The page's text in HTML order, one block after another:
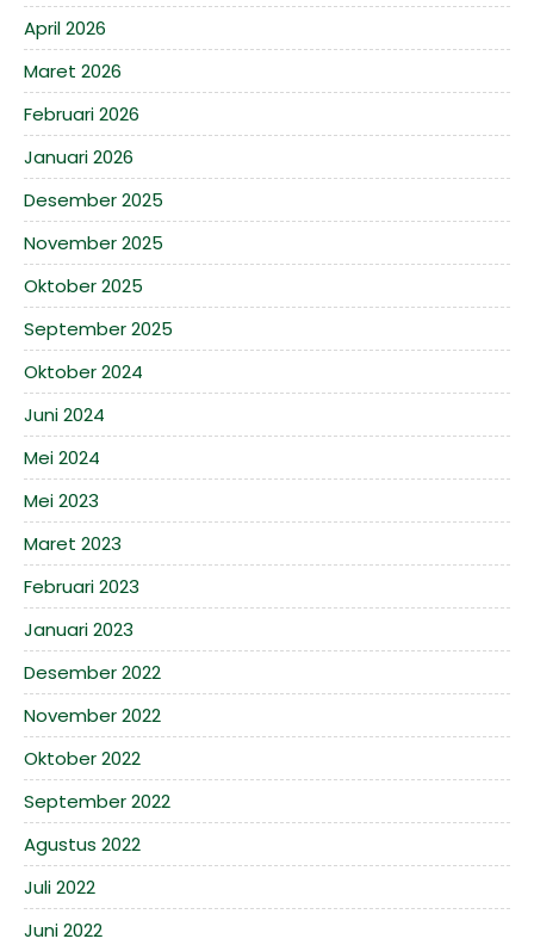
April 2026
Maret 2026
Februari 2026
Januari 2026
Desember 2025
November 2025
Oktober 2025
September 2025
Oktober 2024
Juni 2024
Mei 2024
Mei 2023
Maret 2023
Februari 2023
Januari 2023
Desember 2022
November 2022
Oktober 2022
September 2022
Agustus 2022
Juli 2022
Juni 2022